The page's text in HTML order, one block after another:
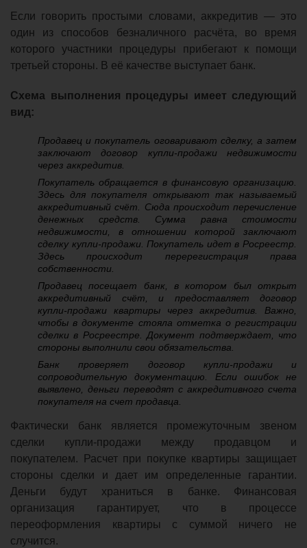
Если говорить простыми словами, аккредитив — это
один из способов безналичного расчёта, во время
которого участники процедуры прибегают к помощи
третьей стороны. В её качестве выступает банк.
Схема выполнения процедуры имеет следующий
вид:
Продавец и покупатель оговаривают сделку, а затем
заключают договор купли-продажи недвижимости
через аккредитив.
Покупатель обращается в финансовую организацию.
Здесь для покупателя открывают так называемый
аккредитивный счёт. Сюда происходит перечисление
денежных средств. Сумма равна стоимости
недвижимости, в отношении которой заключают
сделку купли-продажи. Покупатель идет в Росреестр.
Здесь происходит перерегистрация права
собственности.
Продавец посещает банк, в котором был открыт
аккредитивный счёт, и предоставляет договор
купли-продажи квартиры через аккредитив. Важно,
чтобы в документе стояла отметка о регистрации
сделки в Росреестре. Документ подтверждает, что
стороны выполнили свои обязательства.
Банк проверяет договор купли-продажи и
сопроводительную документацию. Если ошибок не
выявлено, деньги переводят с аккредитивного счета
покупателя на счет продавца.
Фактически банк является промежуточным звеном
сделки купли-продажи между продавцом и
покупателем. Расчет при покупке квартиры защищает
стороны сделки и дает им определенные гарантии.
Деньги будут храниться в банке. Финансовая
организация гарантирует, что в процессе
переоформления квартиры с суммой ничего не
случится.